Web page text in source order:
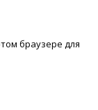
браузере для